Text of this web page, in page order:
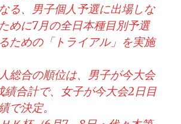
る、男子個人予選に出場しな
めに7月の全日本種目別予選
ための「トライアル」を実施
総合の順位は、男子が今大会
績合計で、女子が今大会2日目
で決定。